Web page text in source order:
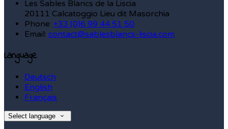
Les Sables Blancs de la Liscia
20111 Calcatoggio Lieu dit Masorchia
Phone: +33 (0)6 99 44 51 50
Email: contact@sablesblancs-liscia.com
Language
Deutsch
English
Français
Select language